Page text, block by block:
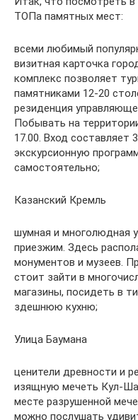
ТОПа памятных мест:
всеми любимый
визитная карточка
комплекс позволяет
памятниками 12-20
резиденция
Побывать на
17.00. Вход составляет
экскурсионную
самостоятельно;
Казанский Кремль
шумная и многолюдная
приезжим. Здесь
монументов и музеев.
стоит зайти в
магазины, посидеть в
здешнюю кухню;
Улица Баумана
ценители древности и
изящную мечеть Кул-
месте разрушенной
можно послушать